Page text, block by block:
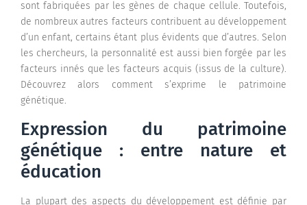
sont fabriquées par les gènes de chaque cellule. Toutefois,
de nombreux autres facteurs contribuent au développement
d’un enfant, certains étant plus évidents que d’autres. Selon
les chercheurs, la personnalité est aussi bien forgée par les
facteurs innés que les facteurs acquis (issus de la culture).
Découvrez alors comment s’exprime le patrimoine
génétique.
Expression du patrimoine
génétique : entre nature et
éducation
La plupart des aspects du développement est définie par